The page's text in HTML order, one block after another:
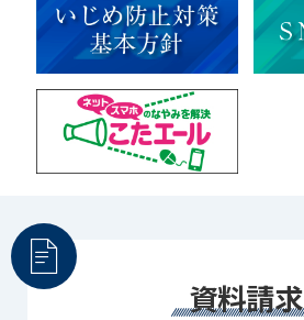
赤門倶楽部
資料請求